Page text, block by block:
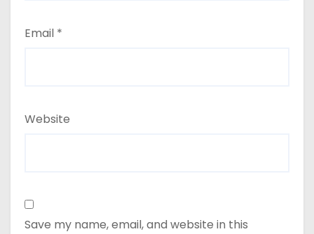
Email *
Website
Save my name, email, and website in this